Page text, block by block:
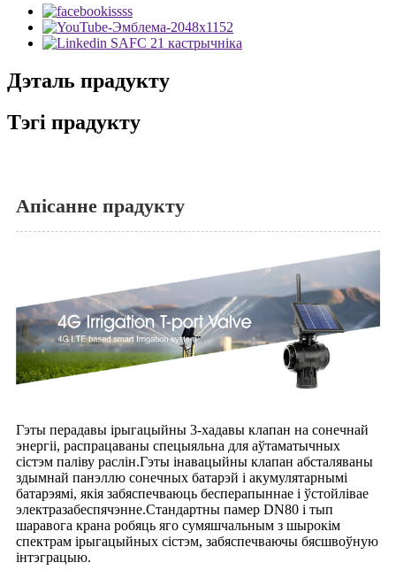
Дэталь прадукту
Тэгі прадукту
Апісанне прадукту
Гэты перадавы ірыгацыйны 3-хадавы клапан на сонечнай
энергіі, распрацаваны спецыяльна для аўтаматычных
сістэм паліву раслін.Гэты інавацыйны клапан абсталяваны
здымнай панэллю сонечных батарэй і акумулятарнымі
батарэямі, якія забяспечваюць бесперапыннае і ўстойлівае
электразабеспячэнне.Стандартны памер DN80 і тып
шаравога крана робяць яго сумяшчальным з шырокім
спектрам ірыгацыйных сістэм, забяспечваючы бясшвоўную
інтэграцыю.